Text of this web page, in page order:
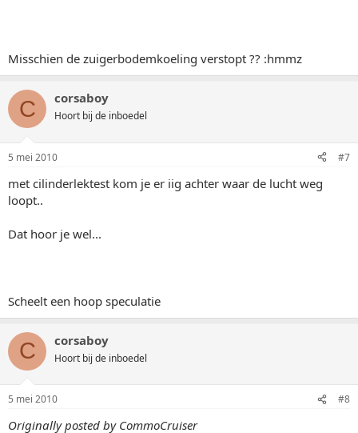
Misschien de zuigerbodemkoeling verstopt ?? :hmmz
C corsaboy
Hoort bij de inboedel
5 mei 2010 #7
met cilinderlektest kom je er iig achter waar de lucht weg
loopt..
Dat hoor je wel...
Scheelt een hoop speculatie
C corsaboy
Hoort bij de inboedel
5 mei 2010 #8
Originally posted by CommoCruiser